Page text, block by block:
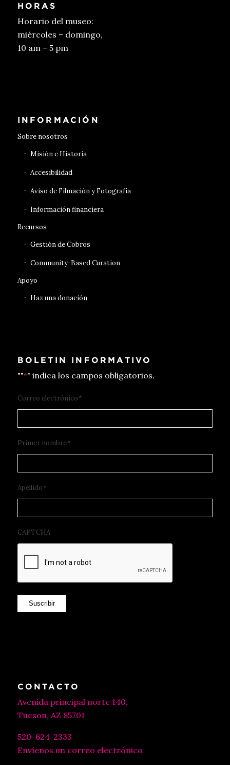
HORAS
Horario del museo:
miércoles – domingo,
10 am – 5 pm
INFORMACIÓN
Sobre nosotros
Misión e Historia
Accesibilidad
Aviso de Filmación y Fotografía
Información financiera
Recursos
Gestión de Cobros
Community-Based Curation
Apoyo
Haz una donación
BOLETIN INFORMATIVO
""*" indica los campos obligatorios.
Correo electrónico*
Primer nombre*
Apellido*
CAPTCHA
Suscribir
CONTACTO
Avenida principal norte 140,
Tucson, AZ 85701
520-624-2333
Envíenos un correo electrónico